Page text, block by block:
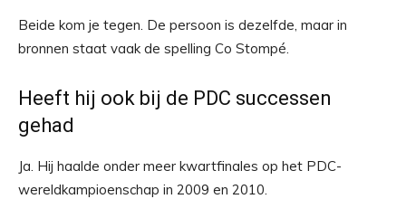
Beide kom je tegen. De persoon is dezelfde, maar in
bronnen staat vaak de spelling Co Stompé.
Heeft hij ook bij de PDC successen
gehad
Ja. Hij haalde onder meer kwartfinales op het PDC-
wereldkampioenschap in 2009 en 2010.